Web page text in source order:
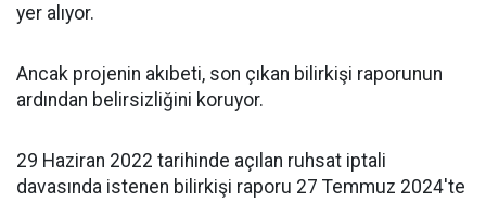
yer alıyor.
Ancak projenin akıbeti, son çıkan bilirkişi raporunun
ardından belirsizliğini koruyor.
29 Haziran 2022 tarihinde açılan ruhsat iptali
davasında istenen bilirkişi raporu 27 Temmuz 2024'te